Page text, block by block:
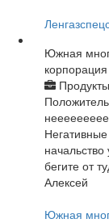
Южная
корпорация
Продукты
бегите от
Алексей
Южная